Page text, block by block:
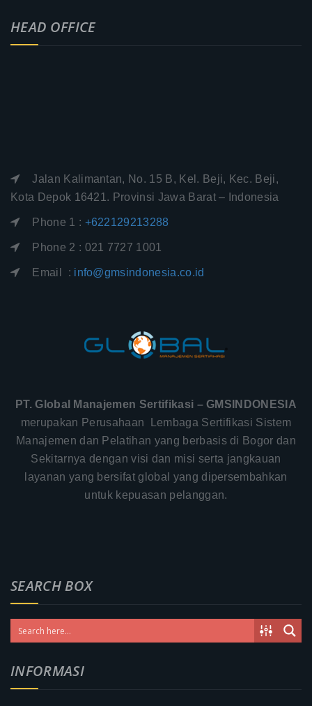
HEAD OFFICE
Jalan Kalimantan, No. 15 B, Kel. Beji, Kec. Beji,
Kota Depok 16421. Provinsi Jawa Barat – Indonesia
Phone 1 : +622129213288
Phone 2 : 021 7727 1001
Email : info@gmsindonesia.co.id
PT. Global Manajemen Sertifikasi – GMSINDONESIA
merupakan Perusahaan Lembaga Sertifikasi Sistem
Manajemen dan Pelatihan yang berbasis di Bogor dan
Sekitarnya dengan visi dan misi serta jangkauan
layanan yang bersifat global yang dipersembahkan
untuk kepuasan pelanggan.
SEARCH BOX
INFORMASI